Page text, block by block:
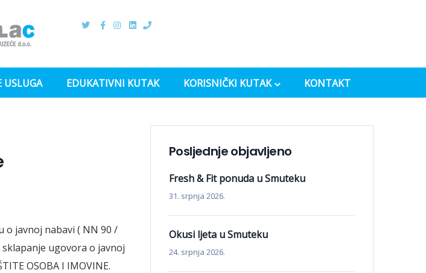
USLUGA EDUKATIVNI KUTAK KORISNIČKI KUTAK KONTAKT
o javnoj nabavi ( NN 90 /
sklapanje ugovora o javnoj
OSOBA I IMOVINE.
Posljednje objavljeno
Fresh & Fit ponuda u Smuteku
31. srpnja 2026.
Okusi ljeta u Smuteku
24. srpnja 2026.